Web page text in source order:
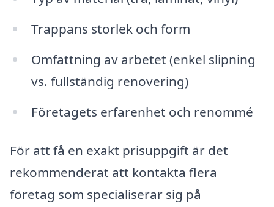
Trappans storlek och form
Omfattning av arbetet (enkel slipning
vs. fullständig renovering)
Företagets erfarenhet och renommé
För att få en exakt prisuppgift är det
rekommenderat att kontakta flera
företag som specialiserar sig på